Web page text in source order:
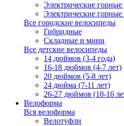
Электрические
Электрические
Все городские велосипеды
Гибридные
Складные и мини
Все детские велосипеды
14 дюймов (3-4 года)
16-18 дюймов (4-7 лет)
20 дюймов (5-8 лет)
24 дюйма (7-11 лет)
26-27 дюймов (10-16
Велоформа
Вся велоформа
Велотуфли